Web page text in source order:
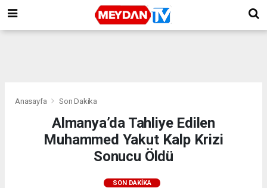
Anasayfa Son Dakika
Almanya’da Tahliye Edilen
Muhammed Yakut Kalp Krizi
Sonucu Öldü
SON DAKIKA